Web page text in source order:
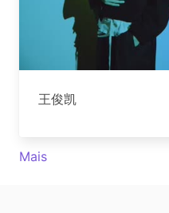
王俊凯
Mais